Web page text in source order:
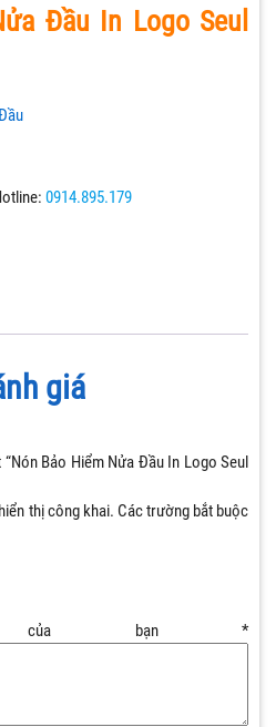
Đầu In Logo Seul
0914.895.179
giá
Bảo Hiểm Nửa Đầu In Logo Seul
thị công khai. Các trường bắt buộc
của bạn *